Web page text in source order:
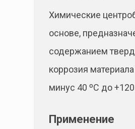
Химические
основе,
содержанием
коррозия
минус 40 ºС до
Применение